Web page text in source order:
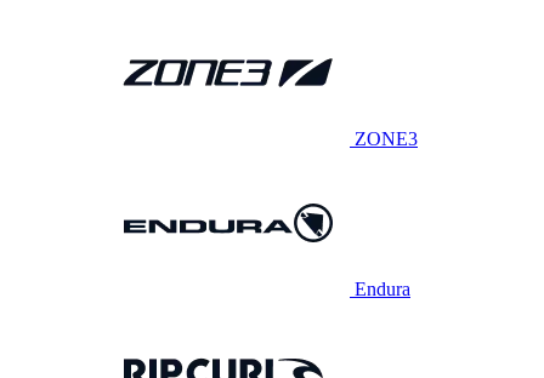
ZONE3
Endura